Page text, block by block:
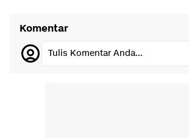
Komentar
Tulis Komentar Anda...